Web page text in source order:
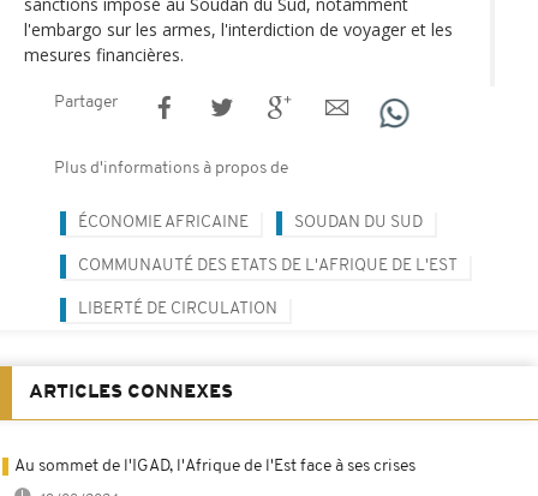
l'embargo sur les armes, l'interdiction de voyager et les
mesures financières.
Partager
Plus d'informations à propos de
ÉCONOMIE AFRICAINE SOUDAN DU SUD
COMMUNAUTÉ DES ETATS DE L'AFRIQUE DE L'EST
LIBERTÉ DE CIRCULATION
ARTICLES CONNEXES
Au sommet de l'IGAD, l'Afrique de l'Est face à ses crises